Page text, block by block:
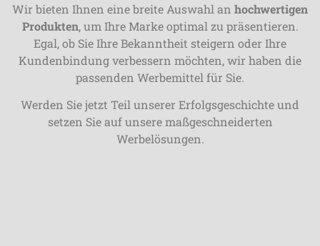
Wir bieten Ihnen eine breite Auswahl an hochwertigen
Produkten, um Ihre Marke optimal zu präsentieren.
Egal, ob Sie Ihre Bekanntheit steigern oder Ihre
Kundenbindung verbessern möchten, wir haben die
passenden Werbemittel für Sie.
Werden Sie jetzt Teil unserer Erfolgsgeschichte und
setzen Sie auf unsere maßgeschneiderten
Werbelösungen.